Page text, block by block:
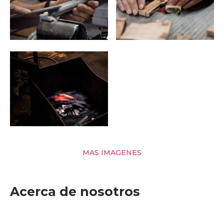
MAS IMAGENES
Acerca de nosotros